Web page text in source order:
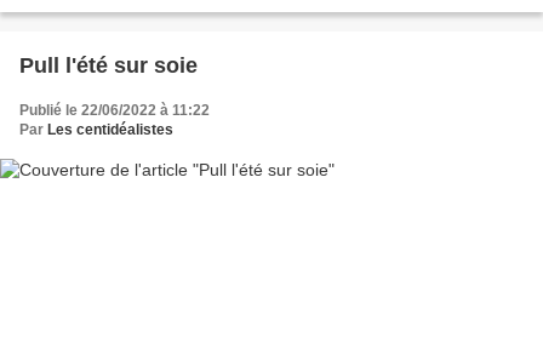
Pull l'été sur soie
Publié le 22/06/2022 à 11:22
Par Les centidéalistes